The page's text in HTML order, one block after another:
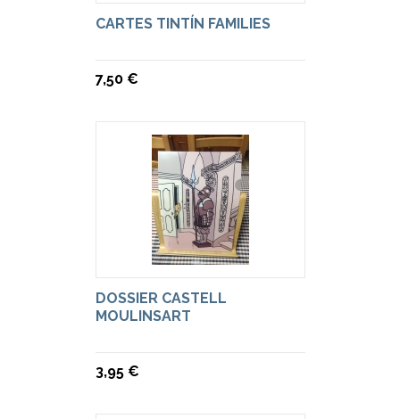
CARTES TINTÍN FAMILIES
7,50 €
DOSSIER CASTELL
MOULINSART
3,95 €